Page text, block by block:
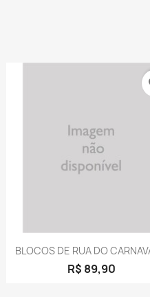
Visualização
BLOCOS DE RUA DO
R$ 89,90